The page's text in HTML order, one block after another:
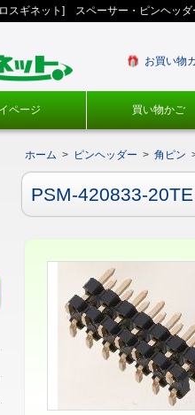
スギネット] スペーサー・ピンヘッ
お買い物
ページ 買い物かご
ホーム > ピンヘッダー > 角ピン
PSM-420833-20TE